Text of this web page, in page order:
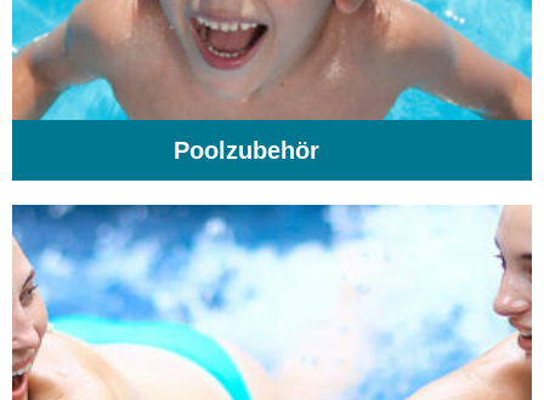
Poolzubehör